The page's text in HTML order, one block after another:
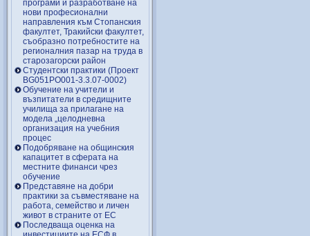
програми и разработване на
нови професионални
направления към Стопанския
факултет, Тракийски факултет,
съобразно потребностите на
регионалния пазар на труда в
старозагорски район
Студентски практики (Проект
BG051PO001-3.3.07-0002)
Обучение на учители и
възпитатели в средищните
училища за прилагане на
модела „целодневна
организация на учебния
процес
Подобряване на общинския
капацитет в сферата на
местните финанси чрез
обучение
Представяне на добри
практики за съвместяване на
работа, семейство и личен
живот в страните от ЕС
Последваща оценка на